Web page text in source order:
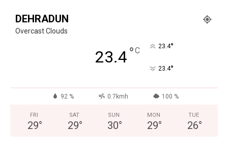
DEHRADUN
Overcast Clouds
23.4°C 23.4°
23.4°
92 % 0.7kmh 100 %
FRI
29°
SAT
29°
SUN
30°
MON
29°
TUE
26°